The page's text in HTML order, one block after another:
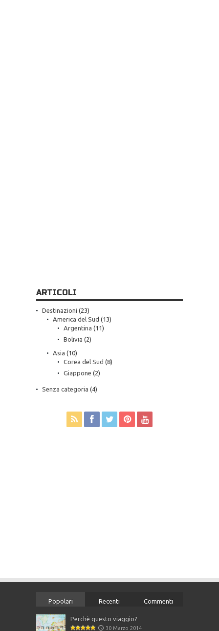
ARTICOLI
Destinazioni (23)
America del Sud (13)
Argentina (11)
Bolivia (2)
Asia (10)
Corea del Sud (8)
Giappone (2)
Senza categoria (4)
Popolari Recenti Commenti
Perchè questo viaggio?
30 Marzo 2014